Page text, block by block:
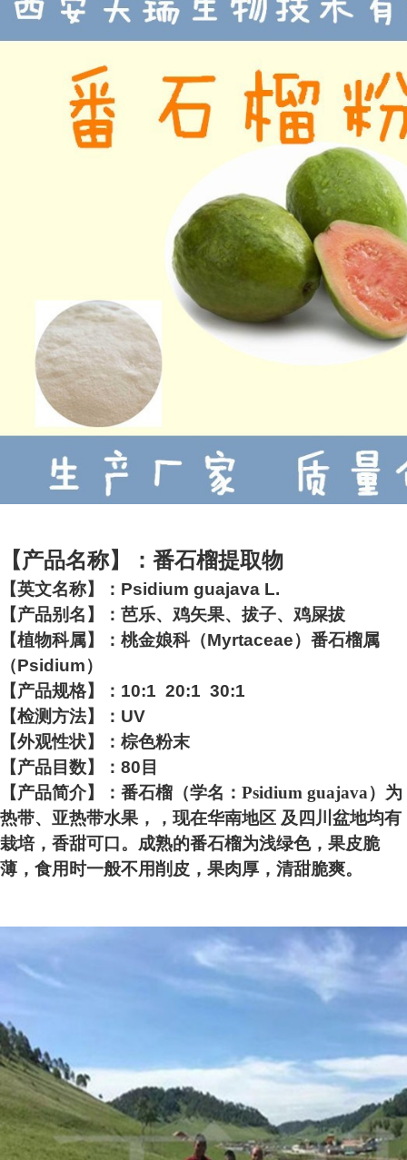
【产品名称】：番石榴提取物
【英文名称】：Psidium guajava L.
【产品别名】：芭乐、鸡矢果、拔子、鸡屎拔
【植物科属】：桃金娘科（Myrtaceae）番石榴属
（Psidium）
【产品规格】：10:1 20:1 30:1
【检测方法】：UV
【外观性状】：棕色粉末
【产品目数】：80目
【产品简介】：番石榴（学名：Psidium guajava）为
热带、亚热带水果，，现在华南地区 及四川盆地均有
栽培，香甜可口。成熟的番石榴为浅绿色，果皮脆
薄，食用时一般不用削皮，果肉厚，清甜脆爽。